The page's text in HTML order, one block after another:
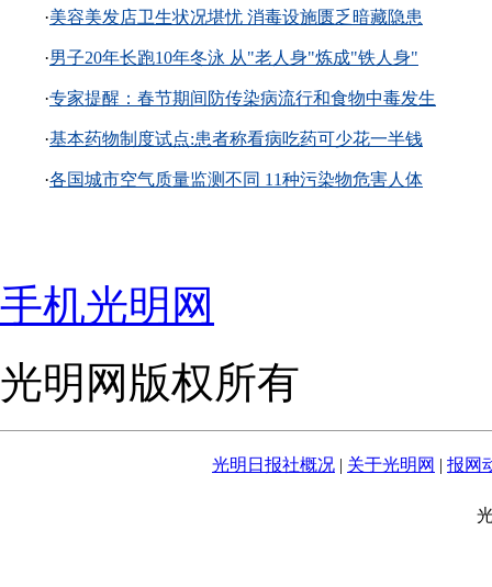
·美容美发店卫生状况堪忧 消毒设施匮乏暗藏隐患
·男子20年长跑10年冬泳 从"老人身"炼成"铁人身"
·专家提醒：春节期间防传染病流行和食物中毒发生
·基本药物制度试点:患者称看病吃药可少花一半钱
·各国城市空气质量监测不同 11种污染物危害人体
手机光明网
光明网版权所有
光明日报社概况 | 关于光明网 | 报网